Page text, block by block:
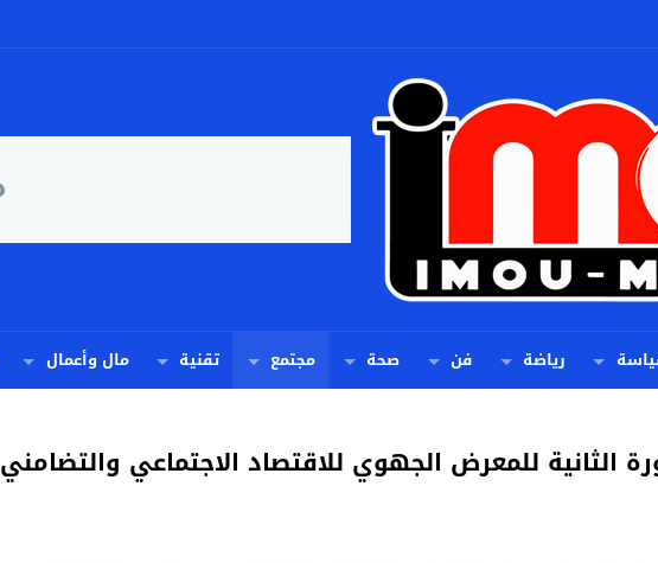
رياضة فن صحة مجتمع تقنية مال وأعمال
الثانية للمعرض الجهوي للاقتصاد الاجتماعي والتضامني